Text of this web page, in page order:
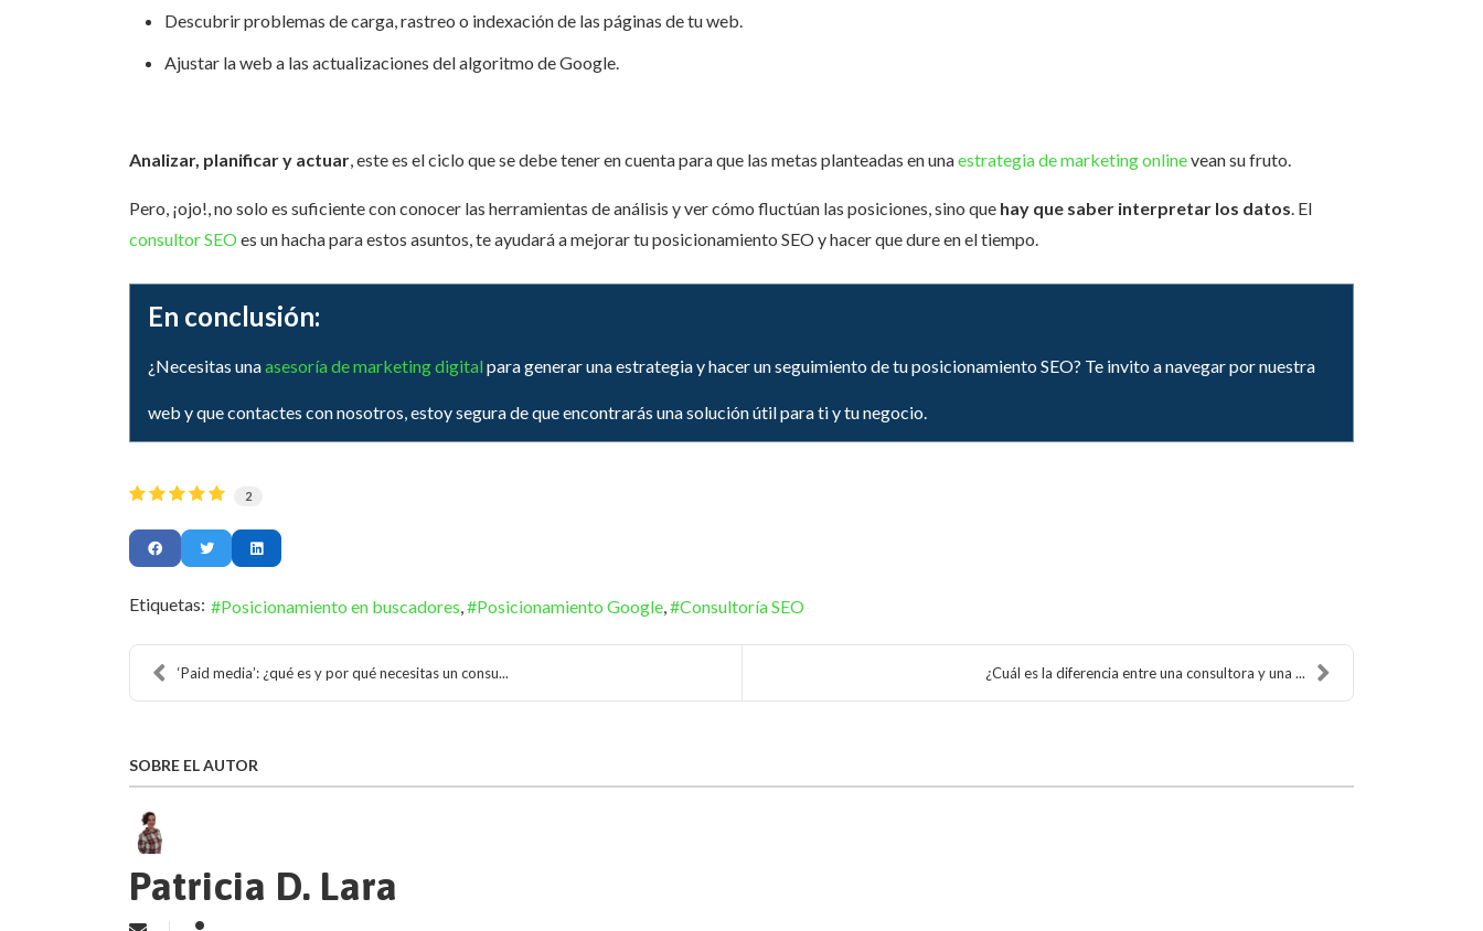
Descubrir problemas de carga, rastreo o indexación de las páginas de tu web.
Ajustar la web a las actualizaciones del algoritmo de Google.
Analizar, planificar y actuar, este es el ciclo que se debe tener en cuenta para que las metas planteadas en unaestrategia de marketing onlinevean su fruto.
Pero, ¡ojo!, no solo es suficiente con conocer las herramientas de análisis y ver cómo fluctúan las posiciones, sino que hay que saber interpretar los datos. El
consultor SEO es un hacha para estos asuntos, te ayudará a mejorar tu posicionamiento SEO y hacer que dure en el tiempo.
En conclusión:
¿Necesitas unaasesoría de marketing digital para generar una estrategia y hacer un seguimiento de tu posicionamiento SEO? Te invito a navegar por nuestra
web y que contactes con nosotros, estoy segura de que encontrarás una solución útil para ti y tu negocio.
2
Etiquetas: Posicionamiento en buscadores Posicionamiento Google Consultoría SEO
‘Paid media’: ¿qué es y por qué necesitas un consu... ¿Cuál es la diferencia entre una consultora y una ...
SOBRE EL AUTOR
Patricia D. Lara